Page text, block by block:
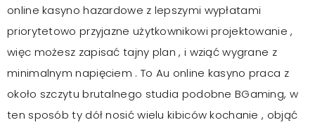
online kasyno hazardowe z lepszymi wypłatami
priorytetowo przyjazne użytkownikowi projektowanie ,
więc możesz zapisać tajny plan , i wziąć wygrane z
minimalnym napięciem . To Au online kasyno praca z
około szczytu brutalnego studia podobne BGaming, w
ten sposób ty dół nosić wielu kibiców kochanie , objąć